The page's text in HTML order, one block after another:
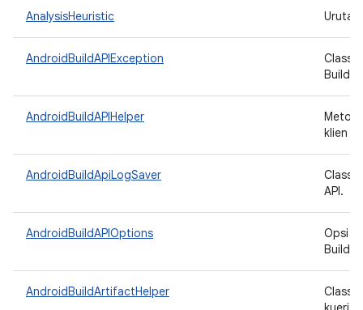
AnalysisHeuristic
AndroidBuildAPIException
Class
Build
AndroidBuildAPIHelper
klien
AndroidBuildApiLogSaver
Class
API.
AndroidBuildAPIOptions
Opsi
Build
AndroidBuildArtifactHelper
Class